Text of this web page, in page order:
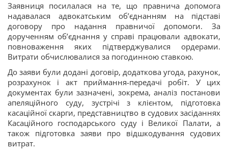
Заявниця посилалася на те, що правнича допомога
надавалася адвокатським об’єднанням на підставі
договору про надання правничої допомоги. За
дорученням об’єднання у справі працювали адвокати,
повноваження яких підтверджувалися ордерами.
Витрати обчислювалися за погодинною ставкою.
До заяви були додані договір, додаткова угода, рахунок,
розрахунок і акт приймання-передачі робіт. У цих
документах були зазначені, зокрема, аналіз постанови
апеляційного суду, зустрічі з клієнтом, підготовка
касаційної скарги, представництво в судових засіданнях
Касаційного господарського суду і Великої Палати, а
також підготовка заяви про відшкодування судових
витрат.